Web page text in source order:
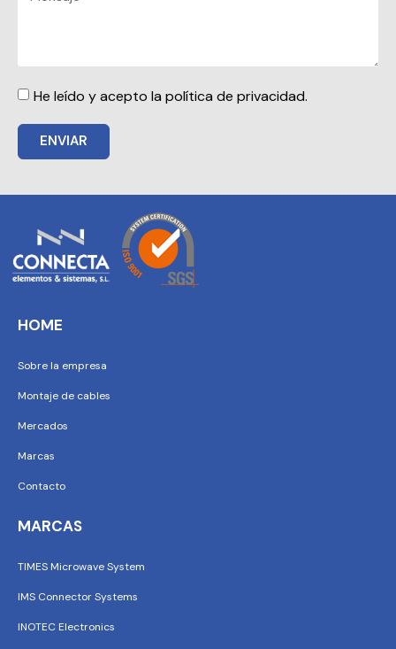
He leído y acepto la política de privacidad.
ENVIAR
HOME
Sobre la empresa
Montaje de cables
Mercados
Marcas
Contacto
MARCAS
TIMES Microwave System
IMS Connector Systems
INOTEC Electronics